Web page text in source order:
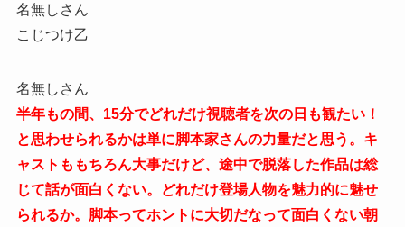
名無しさん
こじつけ乙
名無しさん
半年もの間、15分でどれだけ視聴者を次の日も観たい！
と思わせられるかは単に脚本家さんの力量だと思う。キ
ャストももちろん大事だけど、途中で脱落した作品は総
じて話が面白くない。どれだけ登場人物を魅力的に魅せ
られるか。脚本ってホントに大切だなって面白くない朝